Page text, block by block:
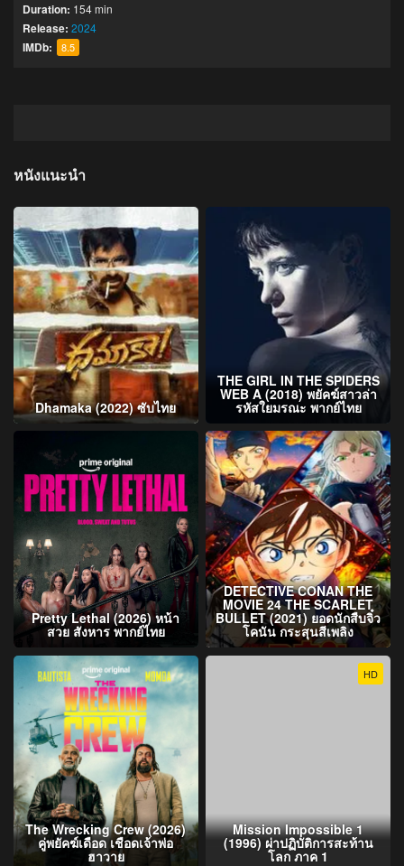
Duration: 154 min
Release: 2024
IMDb: 8.5
หนังแนะนำ
Dhamaka (2022) ซับไทย
THE GIRL IN THE SPIDERS
WEB A (2018) พยัคฆ์สาวล่า
รหัสใยมรณะ พากย์ไทย
Pretty Lethal (2026) หน้า
สวย สังหาร พากย์ไทย
DETECTIVE CONAN THE
MOVIE 24 THE SCARLET
BULLET (2021) ยอดนักสืบจิ๋ว
โคนัน กระสุนสีเพลิง
The Wrecking Crew (2026)
คู่พยัคฆ์เดือด เชือดเจ้าพ่อ
ฮาวาย
HD
Mission Impossible 1
(1996) ผ่าปฏิบัติการสะท้าน
โลก ภาค 1